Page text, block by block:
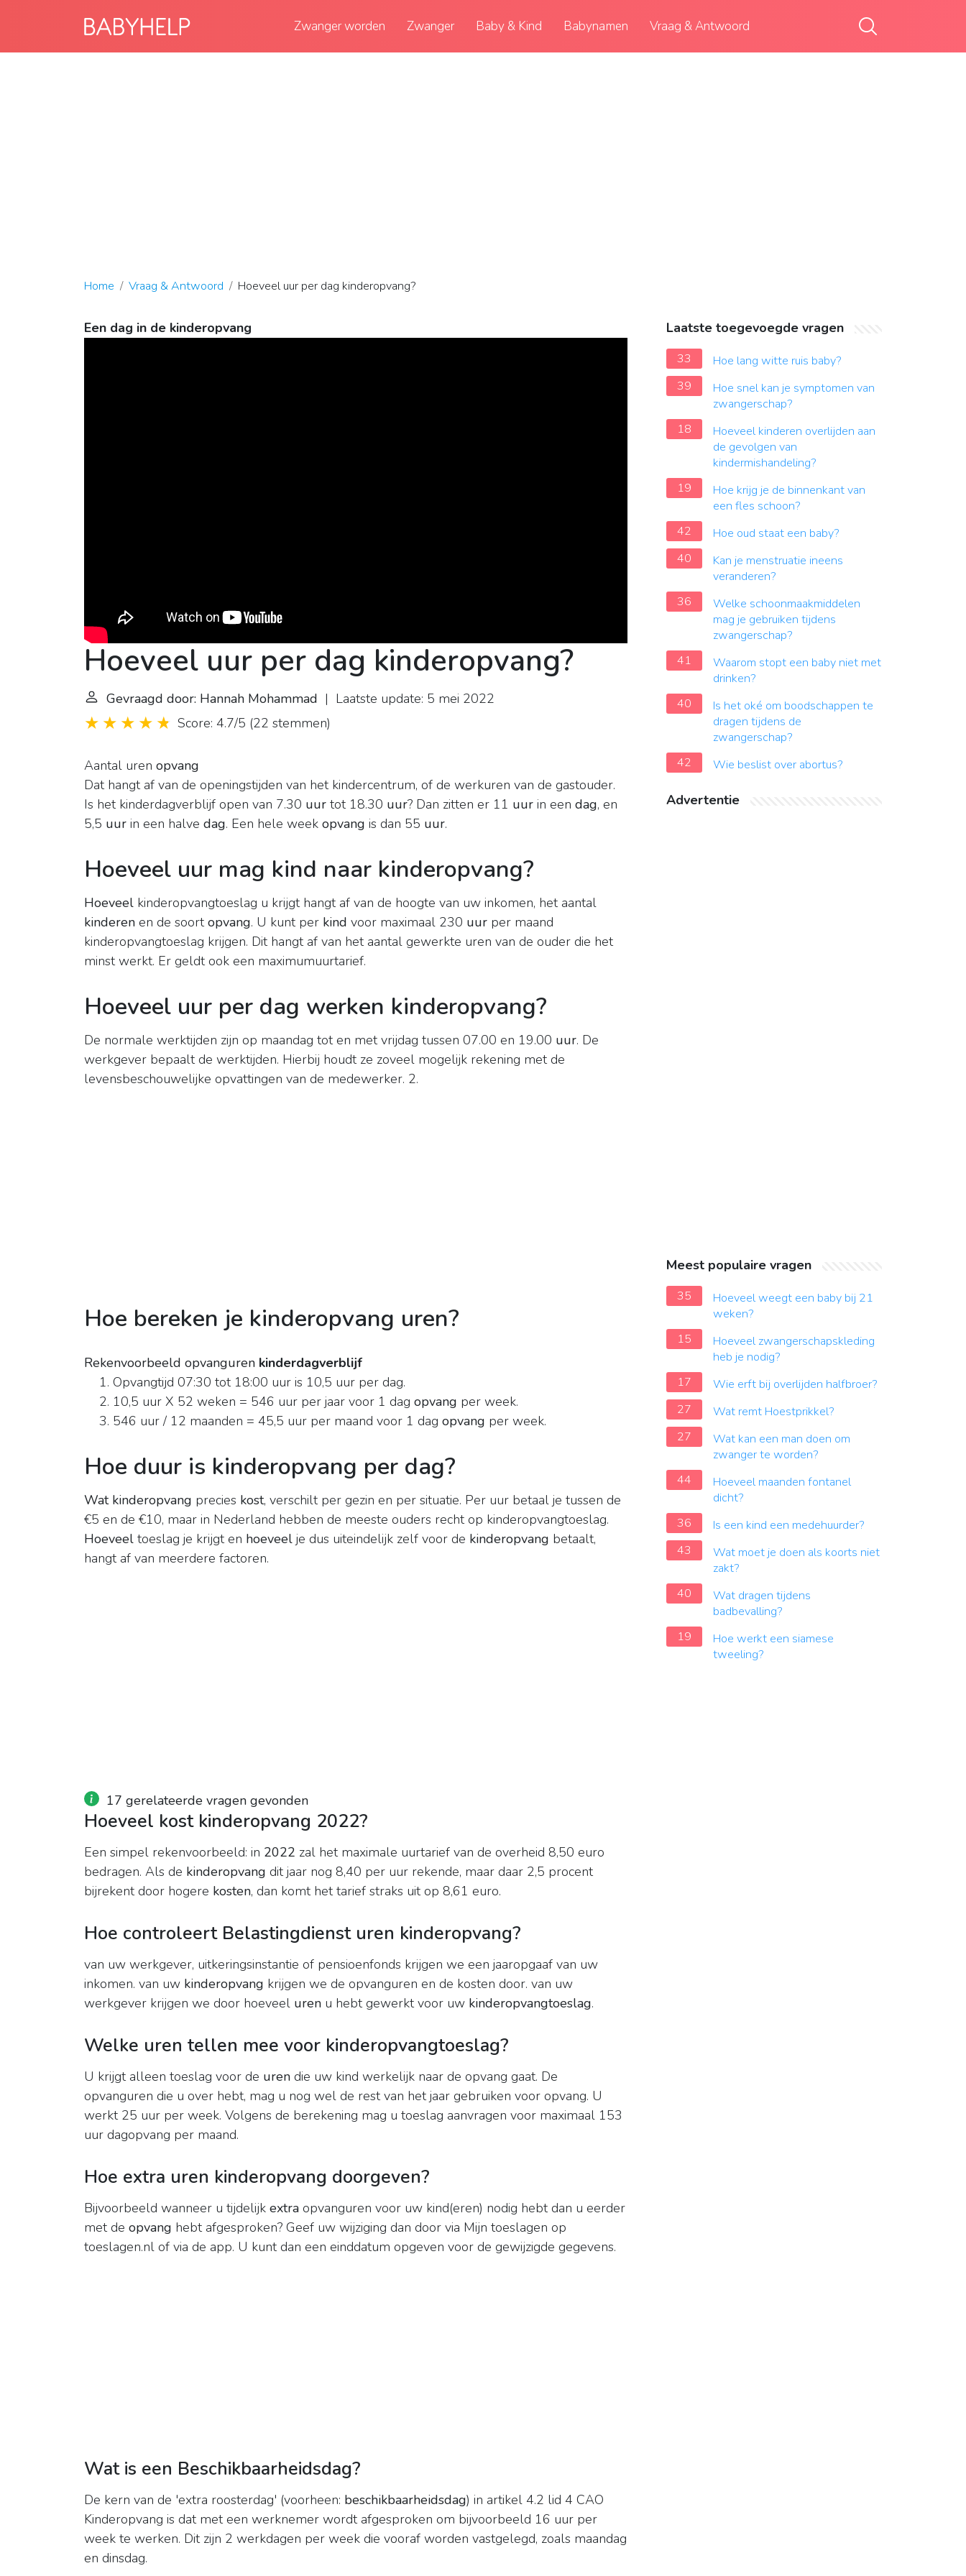
Zwanger worden Zwanger Baby & Kind Babynamen Vraag & Antwoord
Home Vraag & Antwoord Hoeveel uur per dag kinderopvang?
Een dag in de kinderopvang
Hoeveel uur per dag kinderopvang?
Gevraagd door: Hannah Mohammad | Laatste update: 5 mei 2022
Score: 4.7/5 (22 stemmen)
Aantal uren opvang
Dat hangt af van de openingstijden van het kindercentrum, of de werkuren van de gastouder.
Is het kinderdagverblijf open van 7.30 uur tot 18.30 uur? Dan zitten er 11 uur in een dag, en
5,5 uur in een halve dag. Een hele week opvang is dan 55 uur.
Hoeveel uur mag kind naar kinderopvang?
Hoeveel kinderopvangtoeslag u krijgt hangt af van de hoogte van uw inkomen, het aantal
kinderen en de soortopvang. U kunt per kind voor maximaal 230 uur per maand
kinderopvangtoeslag krijgen. Dit hangt af van het aantal gewerkte uren van de ouder die het
minst werkt. Er geldt ook een maximumuurtarief.
Hoeveel uur per dag werken kinderopvang?
De normale werktijden zijn op maandag tot en met vrijdag tussen 07.00 en 19.00 uur. De
werkgever bepaalt de werktijden. Hierbij houdt ze zoveel mogelijk rekening met de
levensbeschouwelijke opvattingen van de medewerker. 2.
Hoe bereken je kinderopvang uren?
Rekenvoorbeeld opvanguren kinderdagverblijf
Opvangtijd 07:30 tot 18:00 uur is 10,5 uur per dag.
10,5 uur X 52 weken = 546 uur per jaar voor 1 dag opvang per week.
546 uur / 12 maanden = 45,5 uur per maand voor 1 dag opvang per week.
Hoe duur is kinderopvang per dag?
Wat kinderopvang precies kost, verschilt per gezin en per situatie. Per uur betaal je tussen de
€5 en de €10, maar in Nederland hebben de meeste ouders recht op kinderopvangtoeslag.
Hoeveel toeslag je krijgt en hoeveel je dus uiteindelijk zelf voor de kinderopvang betaalt,
hangt af van meerdere factoren.
17 gerelateerde vragen gevonden
Hoeveel kost kinderopvang 2022?
Een simpel rekenvoorbeeld: in 2022 zal het maximale uurtarief van de overheid 8,50 euro
bedragen. Als de kinderopvang dit jaar nog 8,40 per uur rekende, maar daar 2,5 procent
bijrekent door hogere kosten, dan komt het tarief straks uit op 8,61 euro.
Hoe controleert Belastingdienst uren kinderopvang?
van uw werkgever, uitkeringsinstantie of pensioenfonds krijgen we een jaaropgaaf van uw
inkomen. van uw kinderopvang krijgen we de opvanguren en de kosten door. van uw
werkgever krijgen we door hoeveel uren u hebt gewerkt voor uw kinderopvangtoeslag.
Welke uren tellen mee voor kinderopvangtoeslag?
U krijgt alleen toeslag voor de uren die uw kind werkelijk naar de opvang gaat. De
opvanguren die u over hebt, mag u nog wel de rest van het jaar gebruiken voor opvang. U
werkt 25 uur per week. Volgens de berekening mag u toeslag aanvragen voor maximaal 153
uur dagopvang per maand.
Hoe extra uren kinderopvang doorgeven?
Bijvoorbeeld wanneer u tijdelijk extra opvanguren voor uw kind(eren) nodig hebt dan u eerder
met de opvang hebt afgesproken? Geef uw wijziging dan door via Mijn toeslagen op
toeslagen.nl of via de app. U kunt dan een einddatum opgeven voor de gewijzigde gegevens.
Wat is een Beschikbaarheidsdag?
De kern van de 'extra roosterdag' (voorheen: beschikbaarheidsdag) in artikel 4.2 lid 4 CAO
Kinderopvang is dat met een werknemer wordt afgesproken om bijvoorbeeld 16 uur per
week te werken. Dit zijn 2 werkdagen per week die vooraf worden vastgelegd, zoals maandag
en dinsdag.
Laatste toegevoegde vragen
33
Hoe lang witte ruis baby?
39
Hoe snel kan je symptomen van
zwangerschap?
18
Hoeveel kinderen overlijden aan
de gevolgen van
kindermishandeling?
19
Hoe krijg je de binnenkant van
een fles schoon?
42
Hoe oud staat een baby?
40
Kan je menstruatie ineens
veranderen?
36
Welke schoonmaakmiddelen
mag je gebruiken tijdens
zwangerschap?
41
Waarom stopt een baby niet met
drinken?
40
Is het oké om boodschappen te
dragen tijdens de
zwangerschap?
42
Wie beslist over abortus?
Advertentie
Meest populaire vragen
35
Hoeveel weegt een baby bij 21
weken?
15
Hoeveel zwangerschapskleding
heb je nodig?
17
Wie erft bij overlijden halfbroer?
27
Wat remt Hoestprikkel?
27
Wat kan een man doen om
zwanger te worden?
44
Hoeveel maanden fontanel
dicht?
36
Is een kind een medehuurder?
43
Wat moet je doen als koorts niet
zakt?
40
Wat dragen tijdens
badbevalling?
19
Hoe werkt een siamese
tweeling?